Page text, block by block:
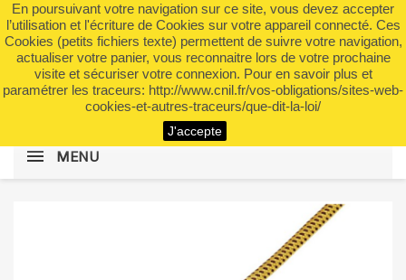
En poursuivant votre navigation sur ce site, vous devez accepter
l’utilisation et l'écriture de Cookies sur votre appareil connecté. Ces
Cookies (petits fichiers texte) permettent de suivre votre navigation,
actualiser votre panier, vous reconnaitre lors de votre prochaine
visite et sécuriser votre connexion. Pour en savoir plus et
paramétrer les traceurs: http://www.cnil.fr/vos-obligations/sites-web-
cookies-et-autres-traceurs/que-dit-la-loi/
J'accepte
 shopping_cart (0)

search
MENU